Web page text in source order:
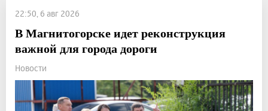
22:50, 6 авг 2026
В Магнитогорске идет реконструкция
важной для города дороги
Новости